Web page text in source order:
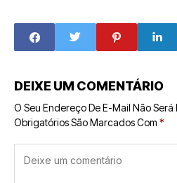
DEIXE UM COMENTÁRIO
O Seu Endereço De E-Mail Não
Obrigatórios São Marcados Com *